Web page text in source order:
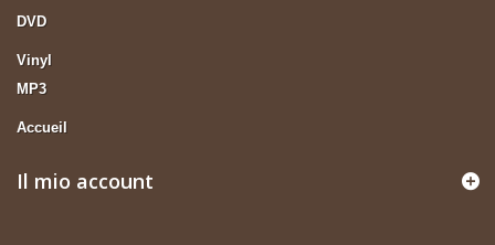
DVD
Vinyl
MP3
Accueil
Il mio account